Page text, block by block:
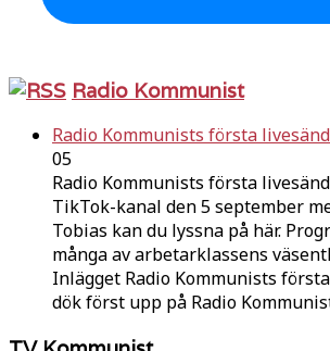
Radio Kommunist
Radio Kommunists första
05
Radio Kommunists första
TikTok-kanal den 5 september
Tobias kan du lyssna på här.
många av arbetarklassens
Inlägget Radio Kommunists
dök först upp på Radio